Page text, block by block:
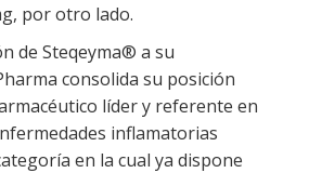
por otro lado.
de Steqeyma® a su
consolida su posición
líder y referente en
inflamatorias
en la cual ya dispone